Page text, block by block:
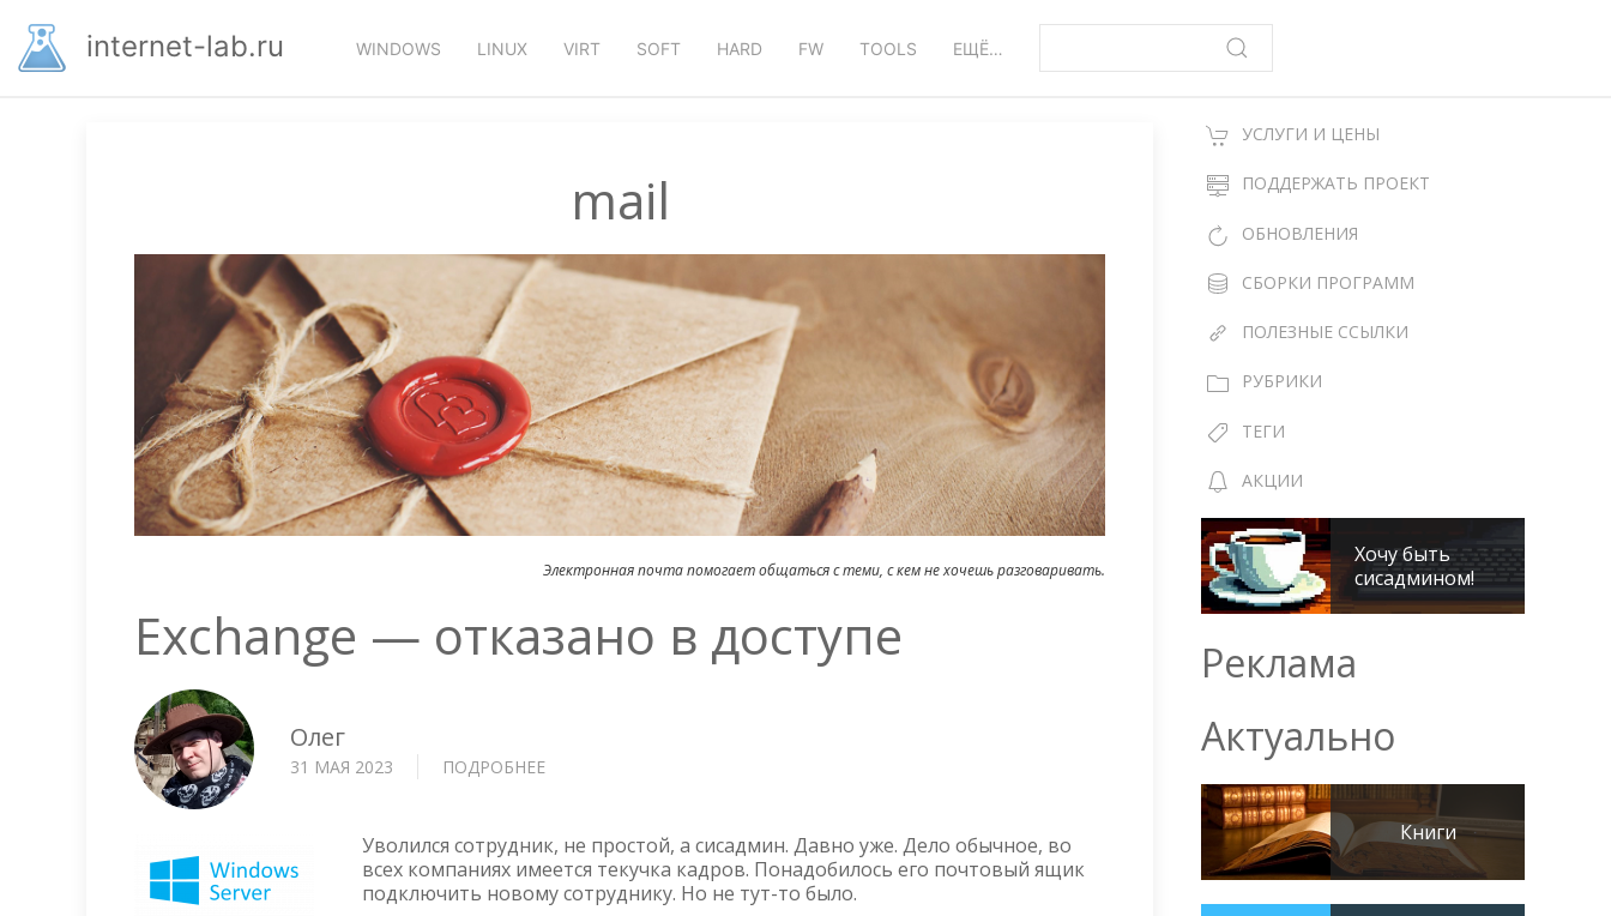
основномуinternet-lab.ru WINDOWS LINUX VIRT SOFT HARD FW TOOLS ЕЩЁ…
mail
Электронная почта помогает общаться с теми, с кем не хочешь разговаривать.
Exchange — отказано в доступе
Олег
31 МАЯ 2023 ПОДРОБНЕЕ
ОТКАЗАНО
В
ДОСТУПЕ
Уволился сотрудник, не простой, а сисадмин. Давно уже. Дело обычное, во
всех компаниях имеется текучка кадров. Понадобилось его почтовый ящик
подключить новому сотруднику. Но не тут-то было.
УСЛУГИ И ЦЕНЫ
ПОДДЕРЖАТЬ ПРОЕКТ
ОБНОВЛЕНИЯ
СБОРКИ ПРОГРАММ
ПОЛЕЗНЫЕ ССЫЛКИ
РУБРИКИ
ТЕГИ
АКЦИИ
Хочу быть
сисадмином!
Реклама
Актуально
Книги